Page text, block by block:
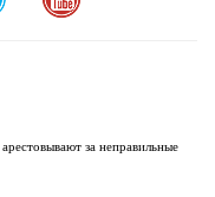
за неправильные